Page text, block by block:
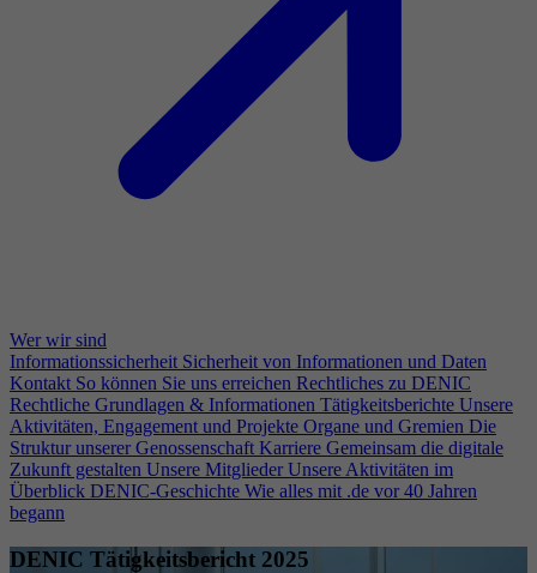
Wer wir sind
Informationssicherheit Sicherheit von Informationen und Daten
Kontakt So können Sie uns erreichen Rechtliches zu DENIC
Rechtliche Grundlagen & Informationen Tätigkeitsberichte Unsere
Aktivitäten, Engagement und Projekte Organe und Gremien Die
Struktur unserer Genossenschaft Karriere Gemeinsam die digitale
Zukunft gestalten Unsere Mitglieder Unsere Aktivitäten im
Überblick DENIC-Geschichte Wie alles mit .de vor 40 Jahren
begann
DENIC Tätigkeitsbericht 2025